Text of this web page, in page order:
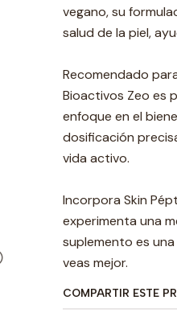
vegano, su
salud de la piel,
Recomendado
Bioactivos Zeo es
enfoque en el
dosificación
vida activo.
Incorpora Skin
experimenta una
suplemento es
veas mejor.
COMPARTIR ESTE